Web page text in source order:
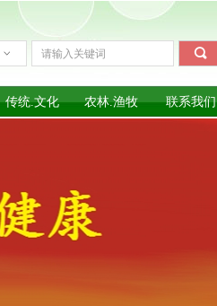
끠
ꀁ
传统.文化 农林.渔牧 联系我们